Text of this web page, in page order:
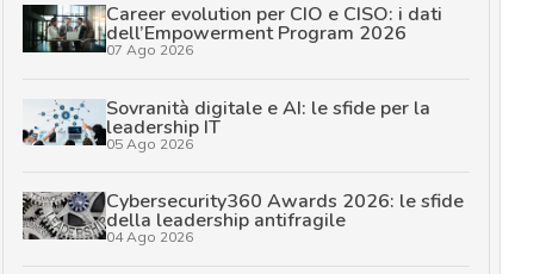
Career evolution per CIO e CISO: i dati
dell’Empowerment Program 2026
07 Ago 2026
Sovranità digitale e AI: le sfide per la
leadership IT
05 Ago 2026
Cybersecurity360 Awards 2026: le sfide
della leadership antifragile
04 Ago 2026